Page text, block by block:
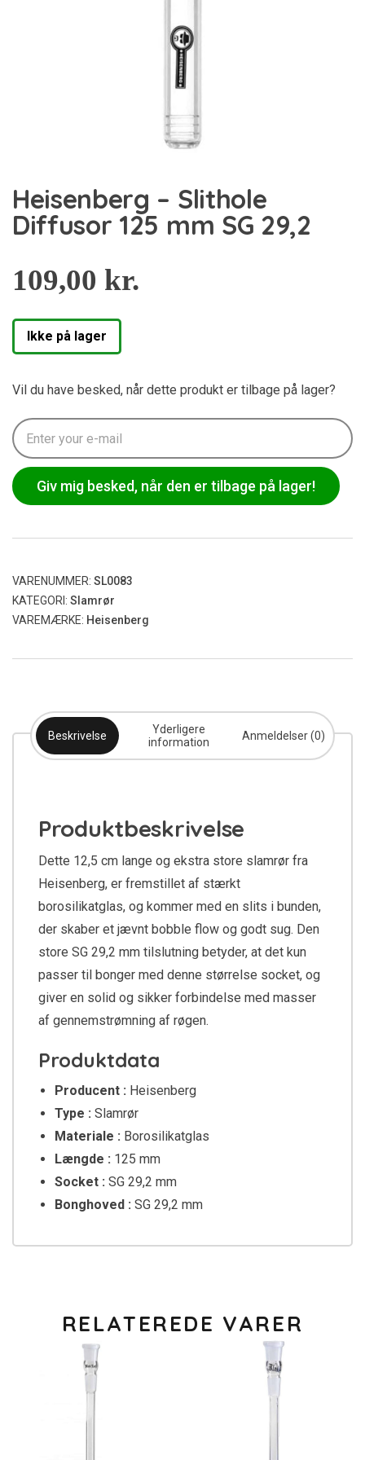
Heisenberg – Slithole
Diffusor 125 mm SG 29,2
109,00 kr.
Ikke på lager
Vil du have besked, når dette produkt er tilbage på lager?
Giv mig besked, når den er tilbage på lager!
VARENUMMER: SL0083
KATEGORI: Slamrør
VAREMÆRKE: Heisenberg
Beskrivelse
Yderligere
information
Anmeldelser (0)
Produktbeskrivelse
Dette 12,5 cm lange og ekstra store slamrør fra
Heisenberg, er fremstillet af stærkt
borosilikatglas, og kommer med en slits i bunden,
der skaber et jævnt bobble flow og godt sug. Den
store SG 29,2 mm tilslutning betyder, at det kun
passer til bonger med denne størrelse socket, og
giver en solid og sikker forbindelse med masser
af gennemstrømning af røgen.
Produktdata
Producent : Heisenberg
Type : Slamrør
Materiale : Borosilikatglas
Længde : 125 mm
Socket : SG 29,2 mm
Bonghoved : SG 29,2 mm
RELATEREDE VARER